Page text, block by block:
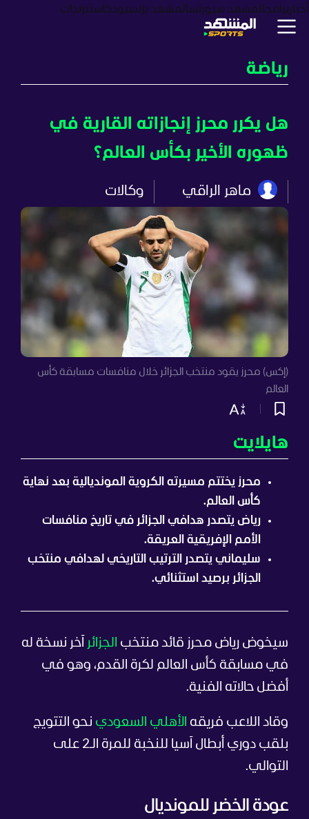
أخبار برامجالمشهد سبورتسالمشهد بزنسبودكاستترندات
رياضة
هل يكرر محرز إنجازاته القارية في
ظهوره الأخير بكأس العالم؟
ماهر الراقي وكالات
(إكس) محرز يقود منتخب الجزائر خلال منافسات مسابقة كأس
العالم
هايلايت
محرز يختتم مسيرته الكروية المونديالية بعد نهاية
كأس العالم.
رياض يتصدر هدافي الجزائر في تاريخ منافسات
الأمم الإفريقية العريقة.
سليماني يتصدر الترتيب التاريخي لهدافي منتخب
الجزائر برصيد استثنائي.
سيخوض رياض محرز قائد منتخب الجزائر آخر نسخة له
في مسابقة كأس العالم لكرة القدم، وهو في
أفضل حالاته الفنية.
وقاد اللاعب فريقه الأهلي السعودي نحو التتويج
بلقب دوري أبطال آسيا للنخبة للمرة الـ2 على
التوالي.
عودة الخضر للمونديال